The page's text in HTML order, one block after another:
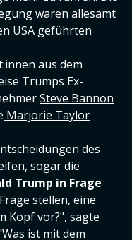
waren allesamt
USA geführten
aus dem
Trumps Ex-
Steve Bannon
Marjorie Taylor
des
sogar die
Trump in Frage
stellen, eine
Kopf vor?", sagte
ist mit dem